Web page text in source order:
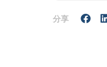
分享